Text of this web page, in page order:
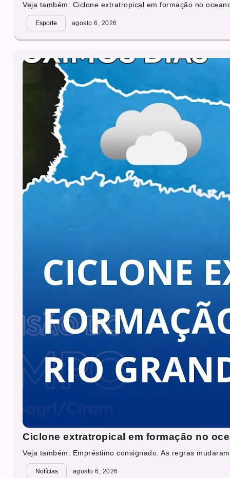
Veja também: Ciclone extratropical em formação no
Esporte agosto 6, 2026
Ciclone extratropical em formação no
Veja também: Empréstimo consignado. As regras
Notícias agosto 6, 2026